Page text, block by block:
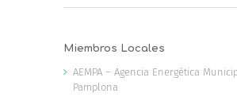
Miembros Locales
AEMPA – Agencia Energética
Pamplona